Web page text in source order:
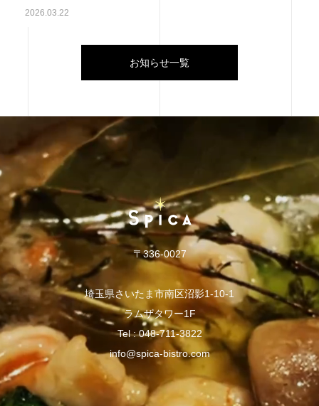
事前ご予約制への変更の
2026.03.22
お知らせ一覧
〒336-0027
埼玉県さいたま市南区沼影1-10-1
ラムザタワー1F
Tel :048-711-3822
info@spica-bistro.com